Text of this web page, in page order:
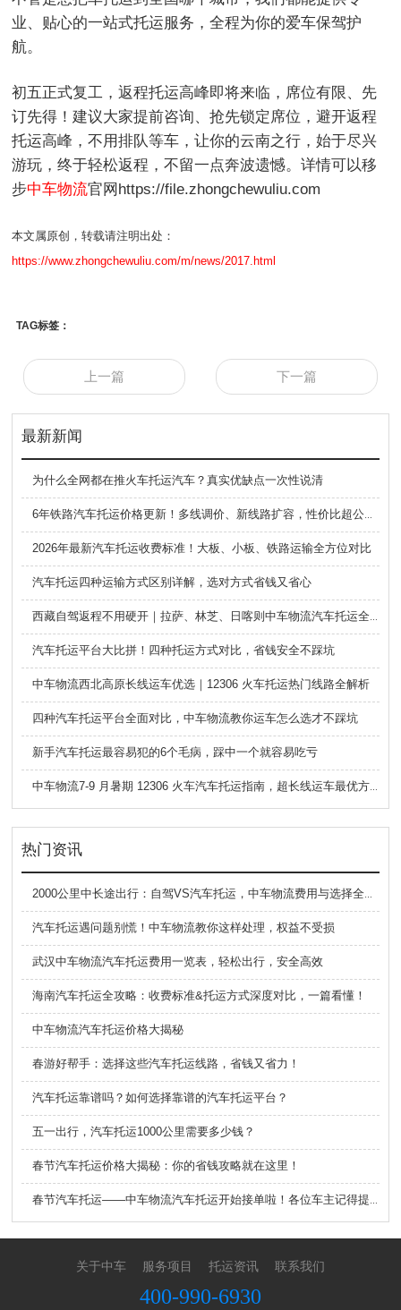
业、贴心的一站式托运服务，全程为你的爱车保驾护
航。
初五正式复工，返程托运高峰即将来临，席位有限、先
订先得！建议大家提前咨询、抢先锁定席位，避开返程
托运高峰，不用排队等车，让你的云南之行，始于尽兴
游玩，终于轻松返程，不留一点奔波遗憾。详情可以移
步中车物流官网https://file.zhongchewuliu.com
本文属原创，转载请注明出处：
https://www.zhongchewuliu.com/m/news/2017.html
TAG标签：
上一篇 下一篇
最新新闻
为什么全网都在推火车托运汽车？真实优缺点一次性说清
6年铁路汽车托运价格更新！多线调价、新线路扩容，性价比超公路大板车
2026年最新汽车托运收费标准！大板、小板、铁路运输全方位对比
汽车托运四种运输方式区别详解，选对方式省钱又省心
西藏自驾返程不用硬开｜拉萨、林芝、日喀则中车物流汽车托运全指南
汽车托运平台大比拼！四种托运方式对比，省钱安全不踩坑
中车物流西北高原长线运车优选｜12306 火车托运热门线路全解析
四种汽车托运平台全面对比，中车物流教你运车怎么选才不踩坑
新手汽车托运最容易犯的6个毛病，踩中一个就容易吃亏
中车物流7-9 月暑期 12306 火车汽车托运指南，超长线运车最优方案
热门资讯
2000公里中长途出行：自驾VS汽车托运，中车物流费用与选择全解析
汽车托运遇问题别慌！中车物流教你这样处理，权益不受损
武汉中车物流汽车托运费用一览表，轻松出行，安全高效
海南汽车托运全攻略：收费标准&托运方式深度对比，一篇看懂！
中车物流汽车托运价格大揭秘
春游好帮手：选择这些汽车托运线路，省钱又省力！
汽车托运靠谱吗？如何选择靠谱的汽车托运平台？
五一出行，汽车托运1000公里需要多少钱？
春节汽车托运价格大揭秘：你的省钱攻略就在这里！
关于中车 服务项目 托运资讯 联系我们
400-990-6930